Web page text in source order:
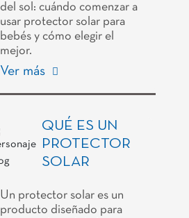
del sol: cuándo comenzar a
usar protector solar para
bebés y cómo elegir el
mejor.
Ver más
QUÉ ES UN
PROTECTOR
SOLAR
Un protector solar es un
producto diseñado para